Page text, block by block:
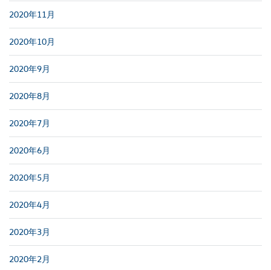
2020年11月
2020年10月
2020年9月
2020年8月
2020年7月
2020年6月
2020年5月
2020年4月
2020年3月
2020年2月